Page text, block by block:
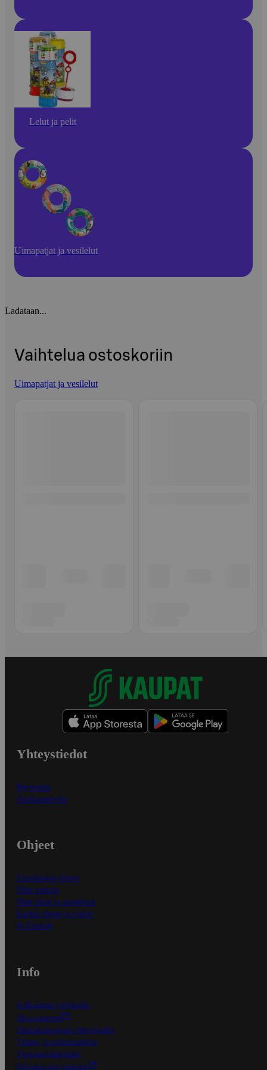
Lelut ja pelit
Uimapatjat ja vesilelut
Ladataan...
Vaihtelua ostoskoriin
Uimapatjat ja vesilelut
Yhteystiedot
Myymälät
Asiakaspalvelu
Ohjeet
Ensitilaajan ohjeet
Näin maksat
Näin tilaat ja muokkaat
Kaikki ohjeet ja vinkit
In English
Info
S-Business yrityksille
Oiva-raportit
Osuuskauppojen yhteystiedot
Tilaus- ja toimitusehdot
Tietosuojakäytäntö
Palvelun käyttöehdot